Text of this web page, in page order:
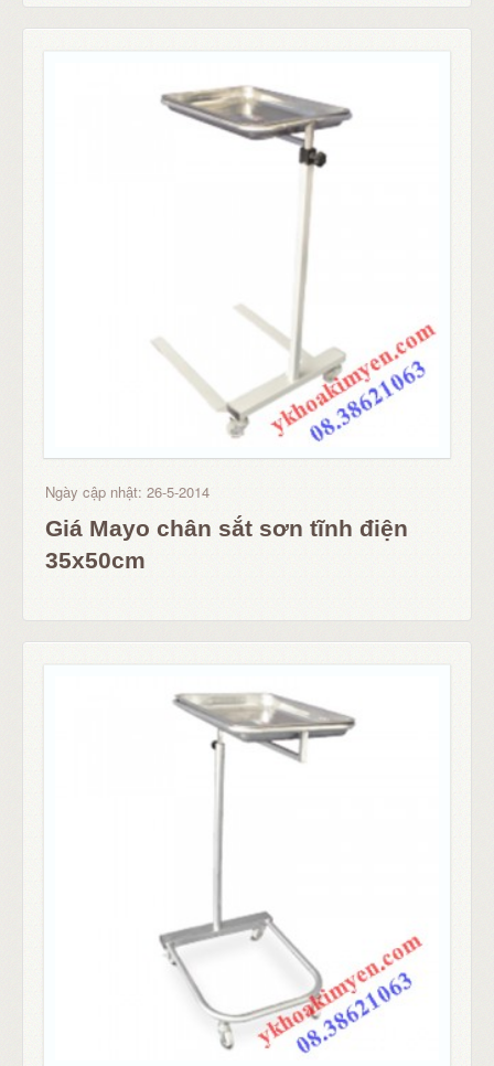
Ngày cập nhật: 26-5-2014
Giá Mayo chân sắt sơn tĩnh điện
35x50cm